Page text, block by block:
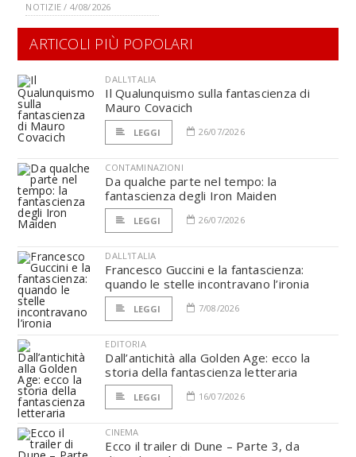
NOTIZIE / 4/08/2026
ARTICOLI PIÙ POPOLARI
DALL'ITALIA
Il Qualunquismo sulla fantascienza di
Mauro Covacich
LEGGI 26/07/2026
CONTAMINAZIONI
Da qualche parte nel tempo: la
fantascienza degli Iron Maiden
LEGGI 26/07/2026
DALL'ITALIA
Francesco Guccini e la fantascienza:
quando le stelle incontravano l’ironia
LEGGI 7/08/2026
EDITORIA
Dall’antichità alla Golden Age: ecco la
storia della fantascienza letteraria
LEGGI 16/07/2026
CINEMA
Ecco il trailer di Dune – Parte 3, da